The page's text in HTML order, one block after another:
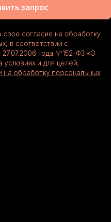
запрос
согласие на обработку
в соответствии с
года №152-ФЗ «О
условиях и для целей,
на обработку персональных
работы